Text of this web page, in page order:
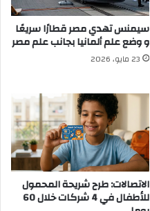
سيمنس تهدي مصر قطارًا سريعًا
و وضع علم ألمانيا بجانب علم مصر
23 مايو، 2026
الاتصالات: طرح شريحة المحمول
للأطفال في 4 شركات خلال 60